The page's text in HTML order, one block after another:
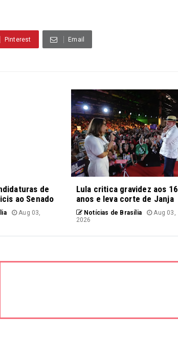
Pinterest Email
de
ao Senado
Aug 03,
Lula critica gravidez aos 16
anos e leva corte de Janja
Notícias de Brasília
Aug 03,
2026